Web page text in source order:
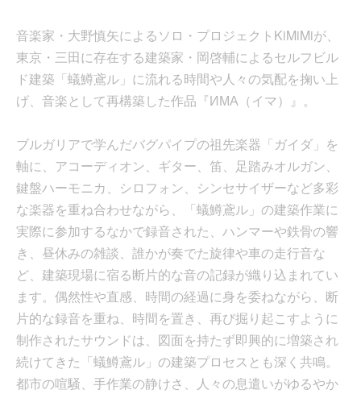
音楽家・大野慎矢によるソロ・プロジェクトKiMiMiが、
東京・三田に存在する建築家・岡啓輔によるセルフビル
ド建築「蟻鱒鳶ル」に流れる時間や人々の気配を掬い上
げ、音楽として再構築した作品『ИМА（イマ）』。
ブルガリアで学んだバグパイプの祖先楽器「ガイダ」を
軸に、アコーディオン、ギター、笛、足踏みオルガン、
鍵盤ハーモニカ、シロフォン、シンセサイザーなど多彩
な楽器を重ね合わせながら、「蟻鱒鳶ル」の建築作業に
実際に参加するなかで録音された、ハンマーや鉄骨の響
き、昼休みの雑談、誰かが奏でた旋律や車の走行音な
ど、建築現場に宿る断片的な音の記録が織り込まれてい
ます。偶然性や直感、時間の経過に身を委ねながら、断
片的な録音を重ね、時間を置き、再び掘り起こすように
制作されたサウンドは、図面を持たず即興的に増築され
続けてきた「蟻鱒鳶ル」の建築プロセスとも深く共鳴。
都市の喧騒、手作業の静けさ、人々の息遣いがゆるやか